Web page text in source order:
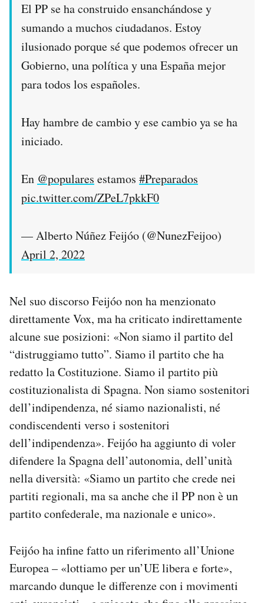
El PP se ha construido ensanchándose y
sumando a muchos ciudadanos. Estoy
ilusionado porque sé que podemos ofrecer un
Gobierno, una política y una España mejor
para todos los españoles.
Hay hambre de cambio y ese cambio ya se ha
iniciado.
En @populares estamos #Preparados
pic.twitter.com/ZPeL7pkkF0
— Alberto Núñez Feijóo (@NunezFeijoo)
April 2, 2022
Nel suo discorso Feijóo non ha menzionato
direttamente Vox, ma ha criticato indirettamente
alcune sue posizioni: «Non siamo il partito del
“distruggiamo tutto”. Siamo il partito che ha
redatto la Costituzione. Siamo il partito più
costituzionalista di Spagna. Non siamo sostenitori
dell’indipendenza, né siamo nazionalisti, né
condiscendenti verso i sostenitori
dell’indipendenza». Feijóo ha aggiunto di voler
difendere la Spagna dell’autonomia, dell’unità
nella diversità: «Siamo un partito che crede nei
partiti regionali, ma sa anche che il PP non è un
partito confederale, ma nazionale e unico».
Feijóo ha infine fatto un riferimento all’Unione
Europea – «lottiamo per un’UE libera e forte»,
marcando dunque le differenze con i movimenti